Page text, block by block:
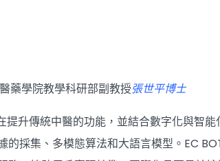
藥學院教學科研部副教授張世平博士
提升傳統中醫的功能，並結合數字化與智
的採集、多模態算法和大語言模型。EC